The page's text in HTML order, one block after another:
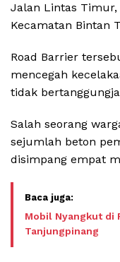
Jalan Lintas Timur,
Kecamatan Bintan
Road Barrier
mencegah
tidak
Salah seorang
sejumlah beton
disimpang empat
Mobil Nyangkut di
Tanjungpinang